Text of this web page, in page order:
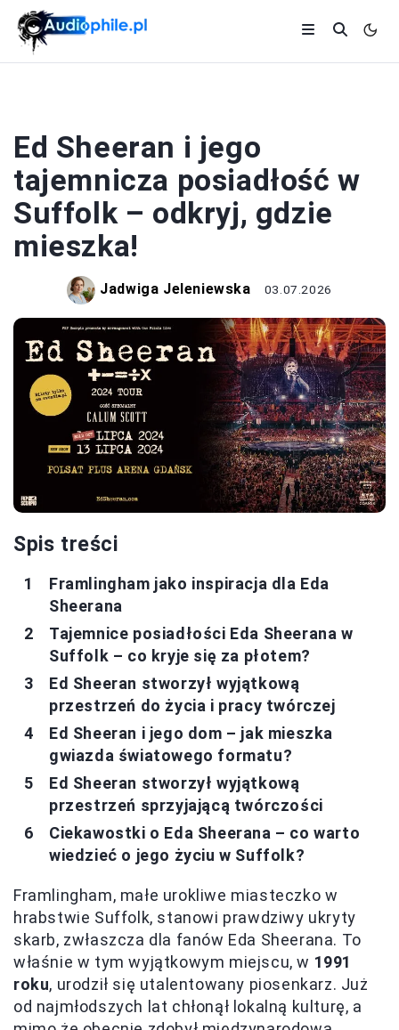
Ed Sheeran i jego
tajemnicza posiadłość w
Suffolk – odkryj, gdzie
mieszka!
Jadwiga Jeleniewska 03.07.2026
Spis treści
Framlingham jako inspiracja dla Eda
Sheerana
Tajemnice posiadłości Eda Sheerana w
Suffolk – co kryje się za płotem?
Ed Sheeran stworzył wyjątkową
przestrzeń do życia i pracy twórczej
Ed Sheeran i jego dom – jak mieszka
gwiazda światowego formatu?
Ed Sheeran stworzył wyjątkową
przestrzeń sprzyjającą twórczości
Ciekawostki o Eda Sheerana – co warto
wiedzieć o jego życiu w Suffolk?
Framlingham, małe urokliwe miasteczko w
hrabstwie Suffolk, stanowi prawdziwy ukryty
skarb, zwłaszcza dla fanów Eda Sheerana. To
właśnie w tym wyjątkowym miejscu, w 1991
roku, urodził się utalentowany piosenkarz. Już
od najmłodszych lat chłonął lokalną kulturę, a